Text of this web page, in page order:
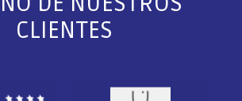
CLIENTES